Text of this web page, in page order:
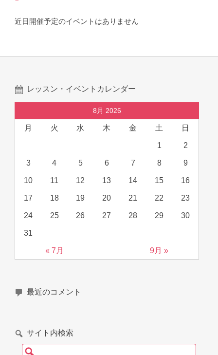
近日開催予定のイベントはありません
レッスン・イベントカレンダー
8月 2026
月 火 水 木 金 土 日
« 7月 9月 »
1 2
3 4 5 6 7 8 9
10 11 12 13 14 15 16
17 18 19 20 21 22 23
24 25 26 27 28 29 30
31
最近のコメント
サイト内検索
検索: